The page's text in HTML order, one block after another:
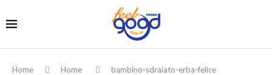
Home Home bambino-sdraiato-erba-felice